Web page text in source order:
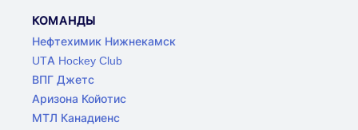
КОМАНДЫ
Нефтехимик Нижнекамск
UTA Hockey Club
ВПГ Джетс
Аризона Койотис
МТЛ Канадиенс